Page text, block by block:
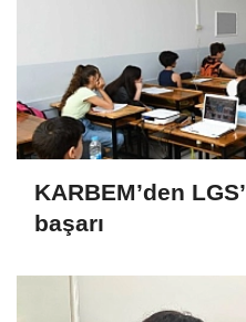
KARBEM’den
başarı